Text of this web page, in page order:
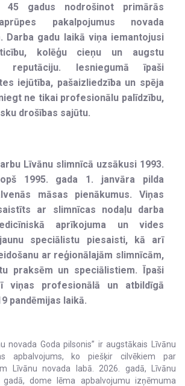
45 gadus nodrošinot primārās
pakalpojumus novada
Darba gadu laikā viņa iemantojusi
kolēģu cieņu un augstu
reputāciju. Iesniegumā īpaši
iejūtība, pašaizliedzība un spēja
ne tikai profesionālu palīdzību,
drošības sajūtu.
Līvānu slimnīcā uzsākusi 1993.
1995. gada 1. janvāra pilda
māsas pienākumus. Viņas
ar slimnīcas nodaļu darba
aprīkojuma un vides
jaunu speciālistu piesaisti, kā arī
ar reģionālajām slimnīcām,
praksēm un speciālistiem. Īpaši
viņas profesionālā un atbildīgā
pandēmijas laikā.
novada Goda pilsonis” ir augstākais Līvānu
apbalvojums, ko piešķir cilvēkiem par
Līvānu novada labā. 2026. gadā, Līvānu
dome lēma apbalvojumu izņēmuma